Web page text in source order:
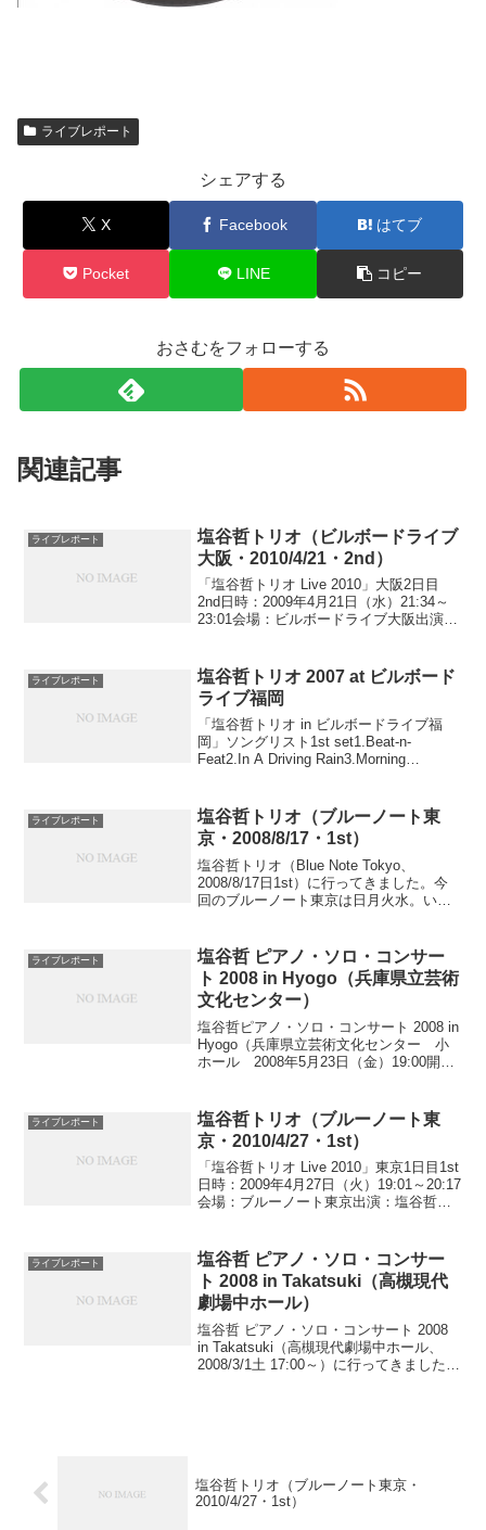
ライブレポート
シェアする
X Facebook はてブ
Pocket LINE コピー
おさむをフォローする
関連記事
ライブレポート
塩谷哲トリオ（ビルボードライブ
大阪・2010/4/21・2nd）
「塩谷哲トリオ Live 2010」大阪2日目
2nd日時：2009年4月21日（水）21:34～
23:01会場：ビルボードライブ大阪出演：
は1と2の順...
ライブレポート
塩谷哲トリオ 2007 at ビルボード
ライブ福岡
「塩谷哲トリオ in ビルボードライブ福
岡」ソングリスト1st set1.Beat-n-
Feat2.In A Driving Rain3.Morning
ライブレポート
塩谷哲トリオ（ブルーノート東
京・2008/8/17・1st）
塩谷哲トリオ（Blue Note Tokyo、
2008/8/17日1st）に行ってきました。今
回のブルーノート東京は日月火水。いち
着いたのは18:00（開演30分前）...
ライブレポート
塩谷哲 ピアノ・ソロ・コンサー
ト 2008 in Hyogo（兵庫県立芸術
文化センター）
塩谷哲ピアノ・ソロ・コンサート 2008 in
Hyogo（兵庫県立芸術文化センター 小
ホール 2008年5月23日（金）19:00開
ライブレポート
塩谷哲トリオ（ブルーノート東
京・2010/4/27・1st）
「塩谷哲トリオ Live 2010」東京1日目1st
日時：2009年4月27日（火）19:01～20:17
会場：ブルーノート東京出演：塩谷哲ト
1.M...
ライブレポート
塩谷哲 ピアノ・ソロ・コンサー
ト 2008 in Takatsuki（高槻現代
劇場中ホール）
塩谷哲 ピアノ・ソロ・コンサート 2008
in Takatsuki（高槻現代劇場中ホール、
2008/3/1土 17:00～）に行ってきました。
塩谷哲トリオ（ブルーノート東京・
2010/4/27・1st）